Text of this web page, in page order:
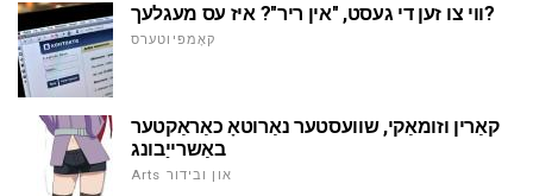
ווי צו זען די געסט, "אין ריר"? איז עס מעגלעך?
קאָמפּיוטערס
קאַרין וזומאַקי, שוועסטער נאַרוטאָ כאַראַקטער
באַשרייַבונג
Arts און ובידור